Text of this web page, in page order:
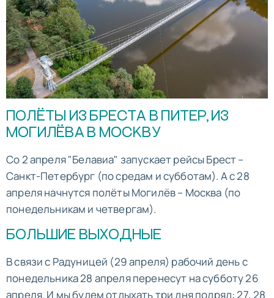
ПОЛЁТЫ ИЗ БРЕСТА В ПИТЕР, ИЗ
МОГИЛЁВА В МОСКВУ
Со 2 апреля "Белавиа" запускает рейсы Брест –
Санкт-Петербург (по средам и субботам). А с 28
апреля начнутся полёты Могилёв – Москва (по
понедельникам и четвергам).
БОЛЬШИЕ ВЫХОДНЫЕ
В связи с Радуницей (29 апреля) рабочий день с
понедельника 28 апреля перенесут на субботу 26
апреля. И мы будем отдыхать три дня подряд: 27, 28